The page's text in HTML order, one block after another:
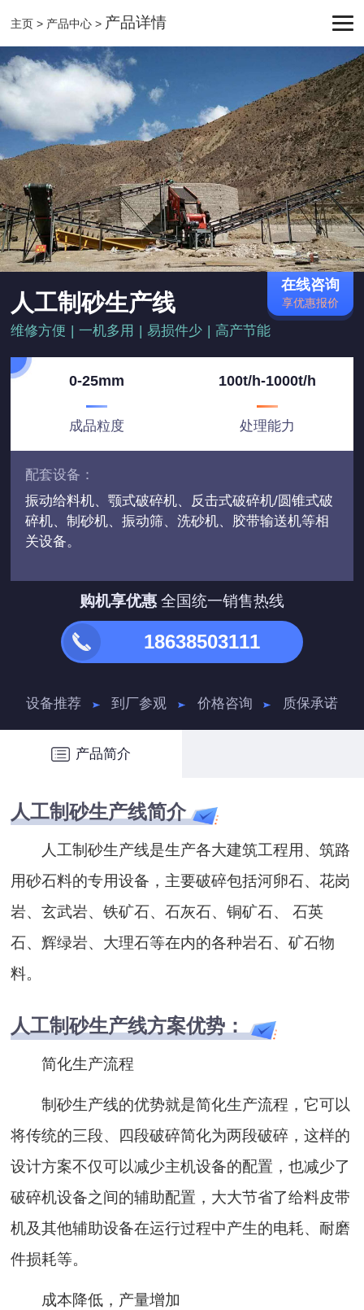
主页 > 产品中心 > 产品详情
在线咨询
享优惠报价
人工制砂生产线
维修方便 | 一机多用 | 易损件少 | 高产节能
0-25mm
成品粒度
100t/h-1000t/h
处理能力
配套设备：
振动给料机、颚式破碎机、反击式破碎机/圆锥式破
碎机、制砂机、振动筛、洗砂机、胶带输送机等相
关设备。
购机享优惠 全国统一销售热线
18638503111
设备推荐 到厂参观 价格咨询 质保承诺
产品简介
人工制砂生产线简介
人工制砂生产线是生产各大建筑工程用、筑路
用砂石料的专用设备，主要破碎包括河卵石、花岗
岩、玄武岩、铁矿石、石灰石、铜矿石、 石英
石、辉绿岩、大理石等在内的各种岩石、矿石物
料。
人工制砂生产线方案优势：
简化生产流程
制砂生产线的优势就是简化生产流程，它可以
将传统的三段、四段破碎简化为两段破碎，这样的
设计方案不仅可以减少主机设备的配置，也减少了
破碎机设备之间的辅助配置，大大节省了给料皮带
机及其他辅助设备在运行过程中产生的电耗、耐磨
件损耗等。
成本降低，产量增加